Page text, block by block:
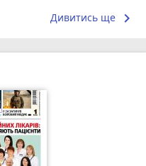
Дивитись ще keyboard_arrow_right